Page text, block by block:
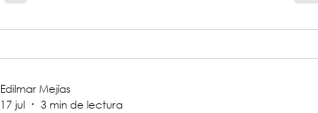
Edilmar Mejías
17 jul
3 min de lectura